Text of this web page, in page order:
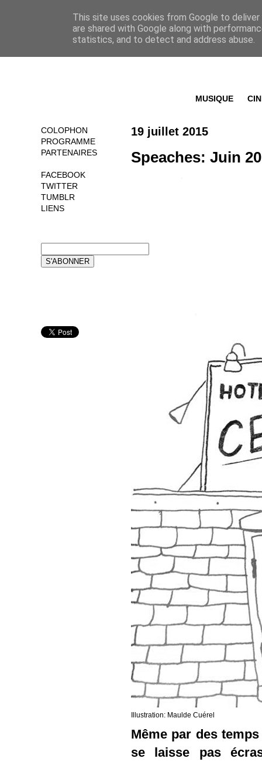
MUSIQUE
19 juillet 2015
Speaches: Juin
Illustration: Maulde Cuérel
Même par des
se laisse pas
COLOPHON
PROGRAMME
PARTENAIRES
FACEBOOK
TWITTER
TUMBLR
LIENS
This site uses cookies from Google to
are shared with Google along with
statistics, and to detect and address abuse.